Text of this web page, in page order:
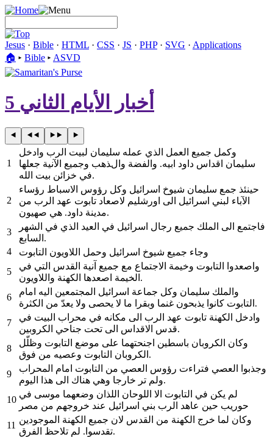
Jesus · Bible · HTML · CSS · JS · PHP· SVG · Applications
🏠︎ ▸ Bible ▸ ASVD
أخبار الأيام الثاني 5
1
وكمل جميع العمل الذي عمله سليمان لبيت الرب وادخل
سليمان اقداس داود ابيه. والفضة والذهب وجميع الآنية جعلها
في خزائن بيت الله.
2
حينئذ جمع سليمان شيوخ اسرائيل وكل رؤوس الاسباط رؤساء
الآباء لبني اسرائيل الى اورشليم لاصعاد تابوت عهد الرب من
مدينة داود. هي صهيون.
3
فاجتمع الى الملك جميع رجال اسرائيل في العيد الذي في الشهر
السابع.
4
وجاء جميع شيوخ اسرائيل وحمل اللاويون التابوت
5
واصعدوا التابوت وخيمة الاجتماع مع جميع آنية القدس التي في
الخيمة اصعدها الكهنة واللاويون.
6
والملك سليمان وكل جماعة اسرائيل المجتمعين اليه امام
التابوت كانوا يذبحون غنما وبقرا ما لا يحصى ولا يعدّ من الكثرة.
7
وادخل الكهنة تابوت عهد الرب الى مكانه في محراب البيت في
قدس الاقداس الى تحت جناحي الكروبين.
8
وكان الكروبان باسطين اجنحتهما على موضع التابوت وظلّل
الكروبان التابوت وعصيه من فوق.
9
وجذبوا العصي فتراءت رؤوس العصي من التابوت امام المحراب
ولم تر خارجا وهي هناك الى هذا اليوم.
10
لم يكن في التابوت الا اللوحان اللذان وضعهما موسى في
حوريب حين عاهد الرب بني اسرائيل عند خروجهم من مصر
11
وكان لما خرج الكهنة من القدس لان جميع الكهنة الموجودين
تقدسوا. لم تلاحظ الفرق.